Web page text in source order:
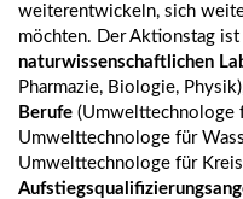
weiterentwickeln, sich
möchten. Der Aktionstag
naturwissenschaftlichen
Pharmazie, Biologie,
Berufe (Umwelttechnologe
Umwelttechnologe für
Umwelttechnologe für